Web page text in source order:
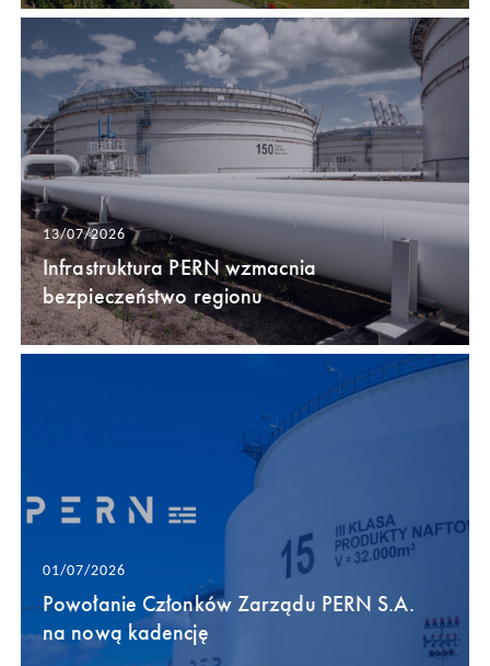
13/07/2026
Infrastruktura PERN wzmacnia
bezpieczeństwo regionu
01/07/2026
Powołanie Członków Zarządu PERN S.A.
na nową kadencję